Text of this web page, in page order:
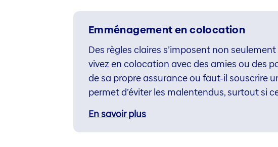
Emménagement en colocation
Des règles claires s’imposent non
vivez en colocation avec des amies ou des
de sa propre assurance ou faut-il souscrire
permet d’éviter les malentendus, surtout si
En savoir plus